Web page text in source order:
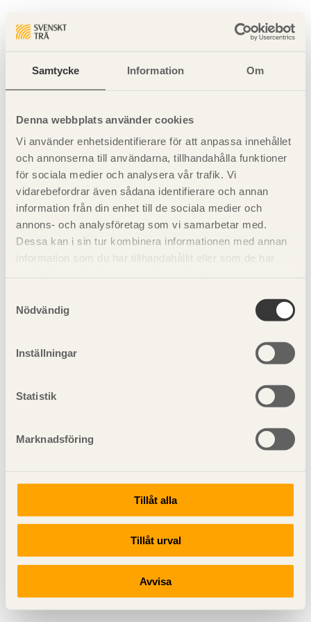
Samtycke Information Om
Denna webbplats använder cookies
Vi använder enhetsidentifierare för att anpassa innehållet
och annonserna till användarna, tillhandahålla funktioner
för sociala medier och analysera vår trafik. Vi
vidarebefordrar även sådana identifierare och annan
information från din enhet till de sociala medier och
annons- och analysföretag som vi samarbetar med.
Dessa kan i sin tur kombinera informationen med annan
information som du har tillhandahållit eller som de har
Nödvändig
Inställningar
Statistik
Marknadsföring
Tillåt alla
Tillåt urval
Avvisa
Sidan hittades inte